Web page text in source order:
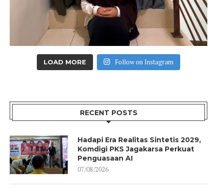
LOAD MORE Follow on Instagram
RECENT POSTS
Hadapi Era Realitas Sintetis 2029,
Komdigi PKS Jagakarsa Perkuat
Penguasaan AI
07/08/2026